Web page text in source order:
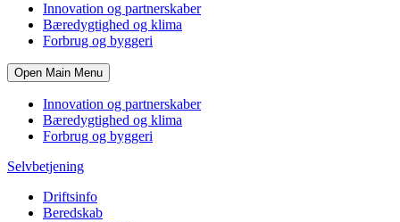
Innovation og partnerskaber
Bæredygtighed og klima
Forbrug og byggeri
Open Main Menu
Innovation og partnerskaber
Bæredygtighed og klima
Forbrug og byggeri
Selvbetjening
Driftsinfo
Beredskab